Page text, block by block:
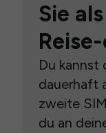
Sie
Du kannst
dauerhaft
zweite
du an